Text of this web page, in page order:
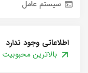
سیستم عامل
اطلاعاتی وجود ندارد
بالاترین محبوبیت